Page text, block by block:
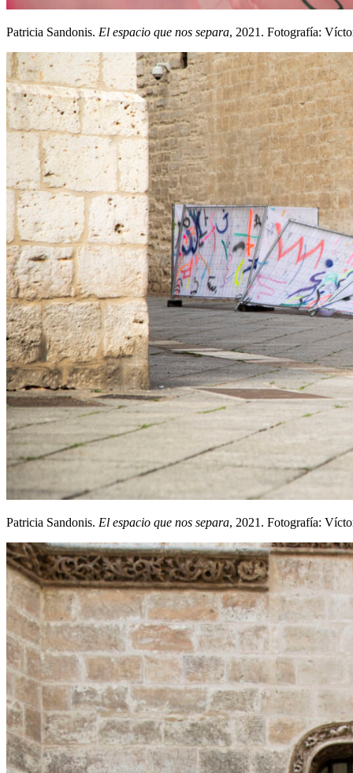
Patricia Sandonis. El espacio que nos separa, 2021. Fotografía:
Patricia Sandonis. El espacio que nos separa, 2021. Fotografía: